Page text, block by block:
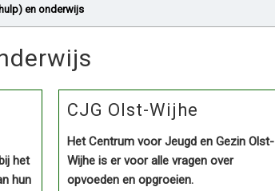
en onderwijs
het
hun
CJG Olst-Wijhe
Het Centrum voor Jeugd en Gezin Olst-
Wijhe is er voor alle vragen over
opvoeden en opgroeien.